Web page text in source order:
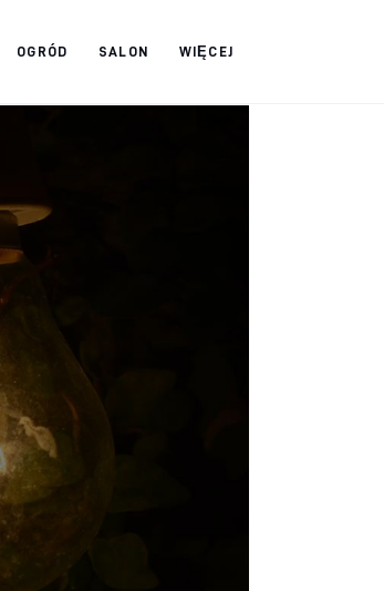
OGRÓD SALON WIĘCEJ